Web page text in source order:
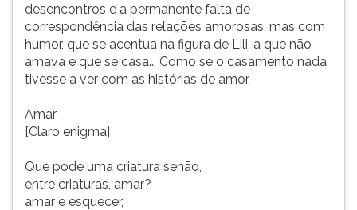
desencontros e a permanente falta de
correspondência das relações amorosas, mas com
humor, que se acentua na figura de Lili, a que não
amava e que se casa... Como se o casamento nada
tivesse a ver com as histórias de amor.
Amar
[Claro enigma]
Que pode uma criatura senão,
entre criaturas, amar?
amar e esquecer,